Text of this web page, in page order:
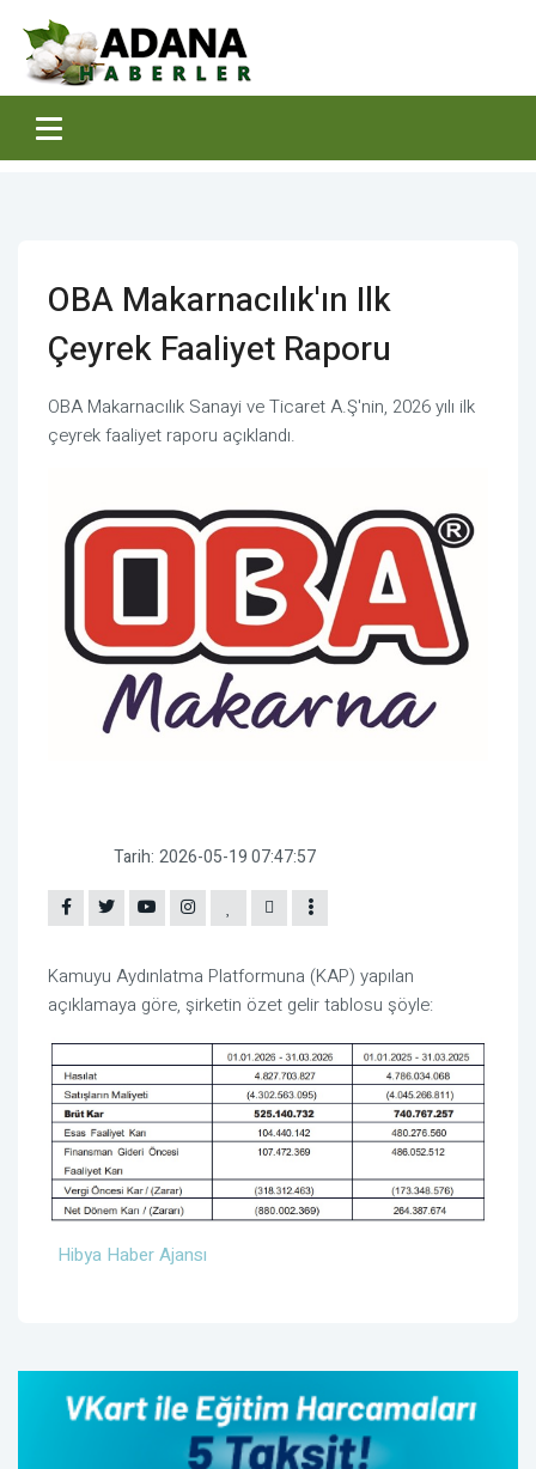
OBA Makarnacılık'ın Ilk
Çeyrek Faaliyet Raporu
OBA Makarnacılık Sanayi ve Ticaret A.Ş'nin, 2026 yılı ilk
çeyrek faaliyet raporu açıklandı.
Tarih: 2026-05-19 07:47:57
Kamuyu Aydınlatma Platformuna (KAP) yapılan
açıklamaya göre, şirketin özet gelir tablosu şöyle:
Hibya Haber Ajansı